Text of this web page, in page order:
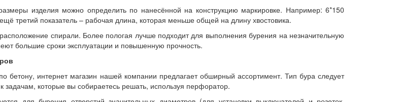
изделия можно определить по нанесённой на конструкцию маркировке. Например: 6*150
третий показатель – рабочая длина, которая меньше общей на длину хвостовика.
спирали. Более пологая лучше подходит для выполнения бурения на незначительную
большие сроки эксплуатации и повышенную прочность.
бетону, интернет магазин нашей компании предлагает обширный ассортимент. Тип бура следует
задачам, которые вы собираетесь решать, используя перфоратор.